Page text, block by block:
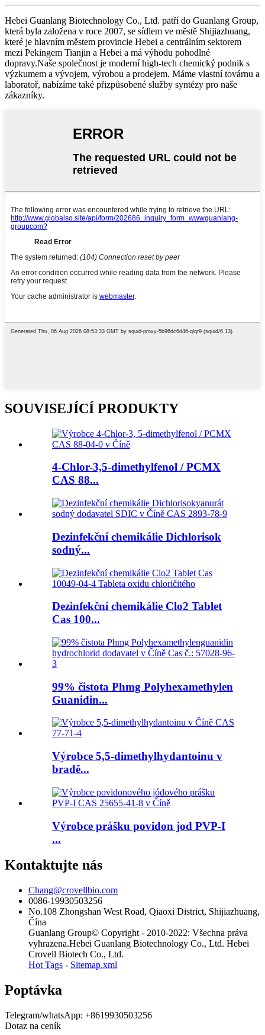
Hebei Guanlang Biotechnology Co., Ltd. patří do Guanlang Group,
která byla založena v roce 2007, se sídlem ve městě Shijiazhuang,
které je hlavním městem provincie Hebei a centrálním sektorem
mezi Pekingem Tianjin a Hebei a má výhodu pohodlné
dopravy.Naše společnost je moderní high-tech chemický podnik s
výzkumem a vývojem, výrobou a prodejem. Máme vlastní továrnu a
laboratoř, nabízíme také přizpůsobené služby syntézy pro naše
zákazníky.
SOUVISEJÍCÍ PRODUKTY
4-Chlor-3,5-dimethylfenol / PCMX
CAS 88...
Dezinfekční chemikálie Dichlorisok
sodný...
Dezinfekční chemikálie Clo2 Tablet
Cas 100...
99% čistota Phmg Polyhexamethylen
Guanidin...
Výrobce 5,5-dimethylhydantoinu v
bradě...
Výrobce prášku povidon jod PVP-I
...
Kontaktujte nás
Chang@crovellbio.com
0086-19930503256
No.108 Zhongshan West Road, Qiaoxi District, Shijiazhuang,
Čína
Guanlang Group© Copyright - 2010-2022: Všechna práva
vyhrazena.Hebei Guanlang Biotechnology Co., Ltd. Hebei
Crovell Biotech Co., Ltd.
Hot Tags - Sitemap.xml
Poptávka
Telegram/whatsApp: +8619930503256
Dotaz na ceník